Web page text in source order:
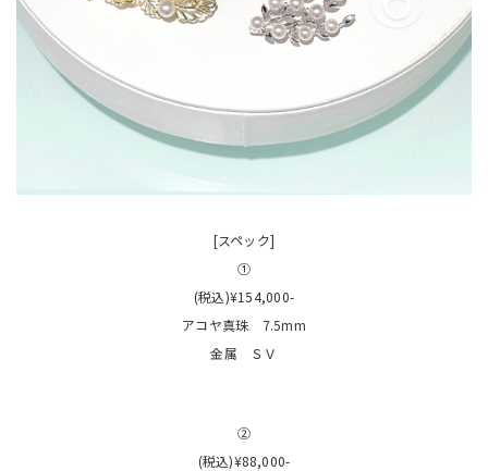
[スペック]
①
(税込)¥154,000-
アコヤ真珠 7.5mm
金属 ＳＶ
②
(税込)¥88,000-